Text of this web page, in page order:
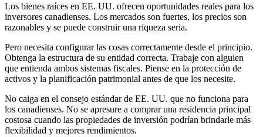
Los bienes raíces en EE. UU. ofrecen oportunidades reales para los
inversores canadienses. Los mercados son fuertes, los precios son
razonables y se puede construir una riqueza seria.
Pero necesita configurar las cosas correctamente desde el principio.
Obtenga la estructura de su entidad correcta. Trabaje con alguien
que entienda ambos sistemas fiscales. Piense en la protección de
activos y la planificación patrimonial antes de que los necesite.
No caiga en el consejo estándar de EE. UU. que no funciona para
los canadienses. No se apresure a comprar una residencia principal
costosa cuando las propiedades de inversión podrían brindarle más
flexibilidad y mejores rendimientos.